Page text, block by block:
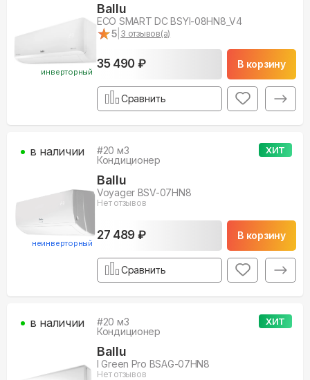
инверторный
Ballu
ECO SMART DC BSYI-08HN8_V4
★
★5 3 отзывов(а)
35 490 ₽ В корзину
Сравнить
ХИТ
неинверторный
#20 м3
Кондиционер
Ballu
Voyager BSV-07HN8
Нет отзывов
27 489 ₽ В корзину
в наличии
Сравнить
ХИТ
#20 м3
Кондиционер
Ballu
I Green Pro BSAG-07HN8
Нет отзывов
в наличии